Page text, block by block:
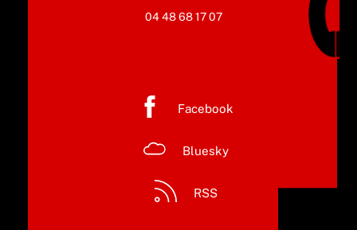
04 48 68 17 07
Facebook
Bluesky
RSS